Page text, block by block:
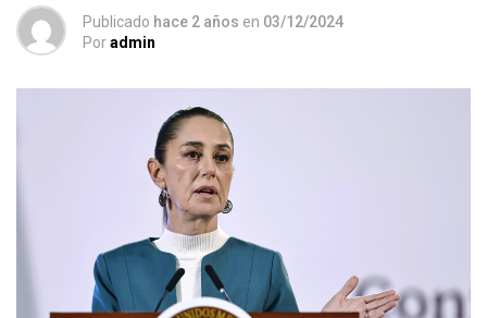
Publicado hace 2 años en 03/12/2024
Poradmin